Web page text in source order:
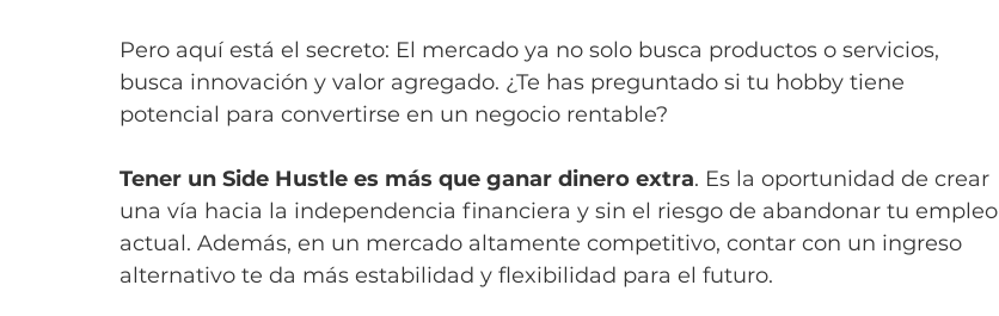
Pero aquí está el secreto: El mercado ya no solo busca productos o servicios,
busca innovación y valor agregado. ¿Te has preguntado si tu hobby tiene
potencial para convertirse en un negocio rentable?
Tener un Side Hustle es más que ganar dinero extra. Es la oportunidad de crear
una vía hacia la independencia financiera y sin el riesgo de abandonar tu empleo
actual. Además, en un mercado altamente competitivo, contar con un ingreso
alternativo te da más estabilidad y flexibilidad para el futuro.